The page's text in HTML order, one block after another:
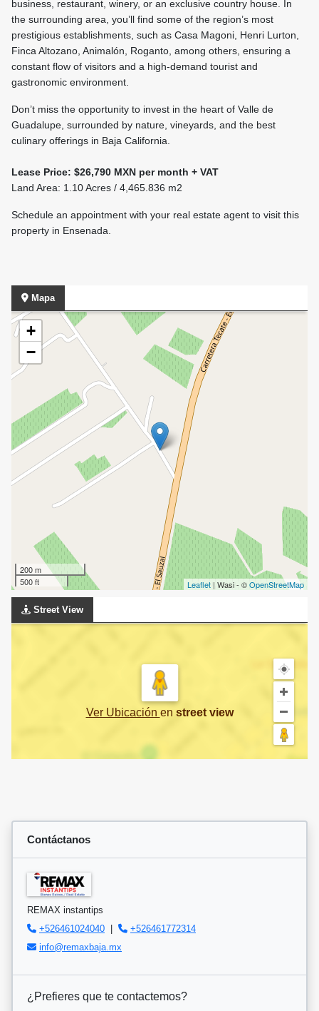
business, restaurant, winery, or an exclusive country house. In
the surrounding area, you’ll find some of the region’s most
prestigious establishments, such as Casa Magoni, Henri Lurton,
Finca Altozano, Animalón, Roganto, among others, ensuring a
constant flow of visitors and a high-demand tourist and
gastronomic environment.
Don’t miss the opportunity to invest in the heart of Valle de
Guadalupe, surrounded by nature, vineyards, and the best
culinary offerings in Baja California.
Lease Price: $26,790 MXN per month + VAT
Land Area: 1.10 Acres / 4,465.836 m2
Schedule an appointment with your real estate agent to visit this
property in Ensenada.
Mapa
+
−
200 m
500 ft
Leaflet | Wasi - ©OpenStreetMap
Street View
Ver Ubicación en street view
Contáctanos
REMAX instantips
+526461024040 |
+526461772314
info@remaxbaja.mx
¿Prefieres que te contactemos?